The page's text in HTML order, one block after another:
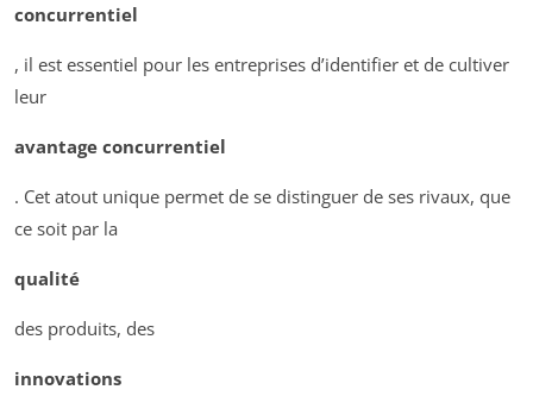
concurrentiel
, il est essentiel pour les entreprises d’identifier et de cultiver
leur
avantage concurrentiel
. Cet atout unique permet de se distinguer de ses rivaux, que
ce soit par la
qualité
des produits, des
innovations